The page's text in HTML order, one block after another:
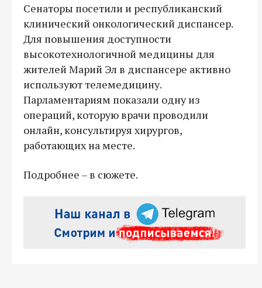
Сенаторы посетили и республиканский
клинический онкологический диспансер.
Для повышения доступности
высокотехнологичной медицины для
жителей Марий Эл в диспансере активно
используют телемедицину.
Парламентариям показали одну из
операций, которую врачи проводили
онлайн, консультируя хирургов,
работающих на месте.
Подробнее – в сюжете.